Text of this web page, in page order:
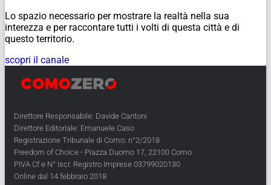
Lo spazio necessario per mostrare la realtà nella sua
interezza e per raccontare tutti i volti di questa città e di
questo territorio.
scopri il canale
Direttore Responsabile: Davide Cantoni
Direttore Editoriale: Emanuele Caso
Registrazione Tribunale di Como: n°2/2018
Freedom of Choice - Piazza Duomo 17, 22100 Como
PIVA Cf e N° Iscr. Registro Imprese 03799020130
Online dal 14 febbraio 2018